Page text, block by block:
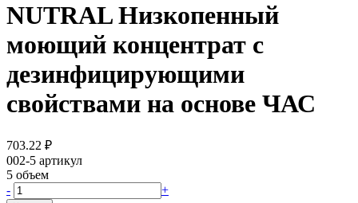
NUTRAL Низкопенный
моющий концентрат с
дезинфицирующими
свойствами на основе ЧАС
703.22 ₽
002-5 артикул
5 объем
-
+